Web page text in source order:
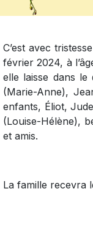
C’est avec
février 2024, à
elle laisse dans
(Marie-Anne),
enfants, Éliot,
(Louise-Hélène),
et amis.
La famille recevra